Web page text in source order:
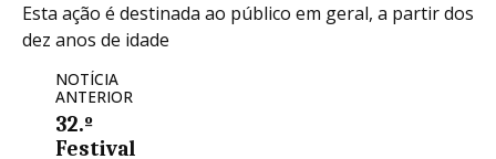
Esta ação é destinada ao público em geral, a partir dos
dez anos de idade
NOTÍCIA
ANTERIOR
32.º
Festival